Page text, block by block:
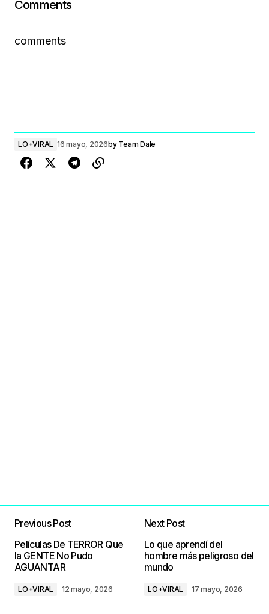
Comments
comments
LO+VIRAL 16 mayo, 2026by Team Dale
Previous Post
Películas De TERROR Que
la GENTE No Pudo
AGUANTAR
LO+VIRAL 12 mayo, 2026
Next Post
Lo que aprendí del
hombre más peligroso del
mundo
LO+VIRAL 17 mayo, 2026